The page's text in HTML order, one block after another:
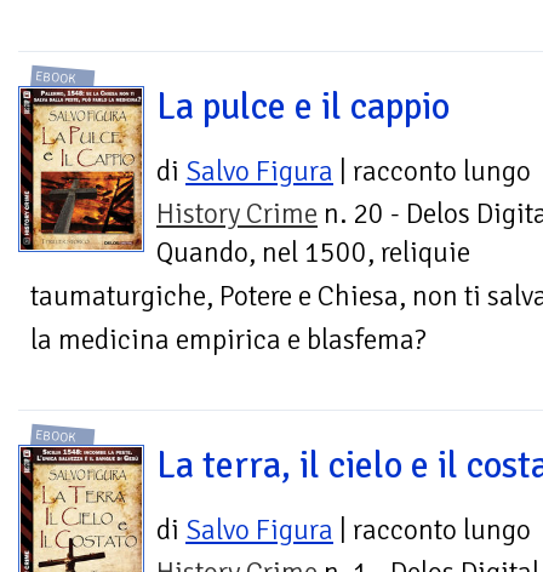
EBOOK
La pulce e il cappio
di Salvo Figura | racconto lungo
History Crime n. 20 - Delos
Quando, nel 1500, reliquie
taumaturgiche, Potere e Chiesa, non ti
la medicina empirica e blasfema?
EBOOK
La terra, il cielo e il
di Salvo Figura | racconto lungo